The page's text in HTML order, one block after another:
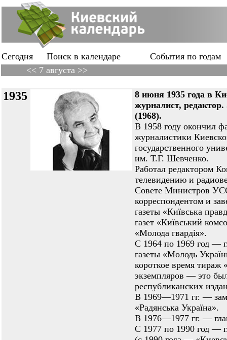
Сегодня Поиск в календаре
События по годам
<< 7 августа >>
1935
8 июня 1935 года в
журналист,
(1968).
В 1958 году окончил
журналистики
государственного
им. Т.Г. Шевченко.
Работал редактором
телевидению и
Совете Министров
корреспондентом и
газеты «Київська
газет «Київський
«Молода гвардія».
С 1964 по 1969 год —
газеты «Молодь
короткое время тираж
экземпляров — это
республиканских
В 1969—1971 гг. —
«Радянська Україна».
В 1976—1977 гг. —
С 1977 по 1990 год —